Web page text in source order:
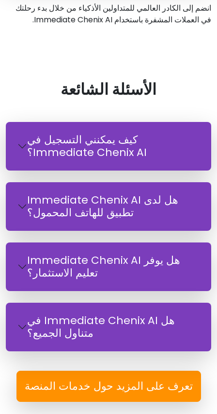
انضم إلى الكادر العالمي للمتداولين الأذكياء من خلال بدء رحلتك
في العملات المشفرة باستخدام Immediate Chenix AI.
الأسئلة الشائعة
كيف يمكنني التسجيل في
Immediate Chenix AI؟
هل لدى Immediate Chenix AI
تطبيق للهاتف المحمول؟
هل يوفر Immediate Chenix AI
تعليم الاستثمار؟
هل Immediate Chenix AI في
متناول الجميع؟
تعرف على المزيد حول خدمات المنصة